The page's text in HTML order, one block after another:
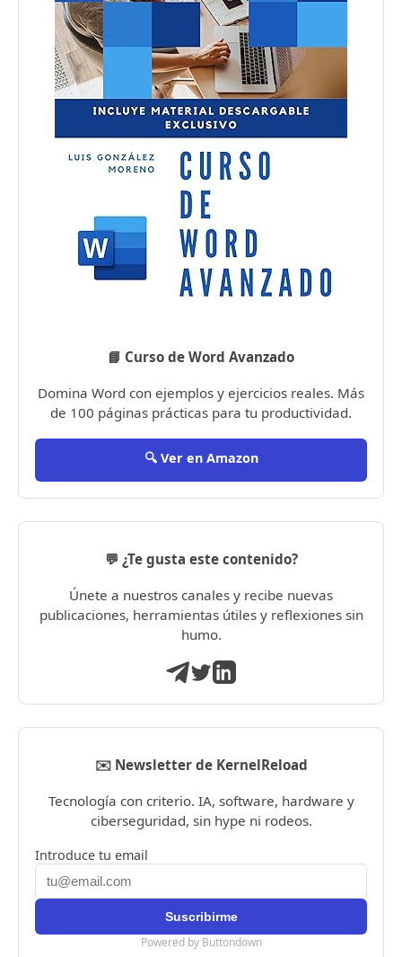
📘 Curso de Word Avanzado
Domina Word con ejemplos y ejercicios reales. Más
de 100 páginas prácticas para tu productividad.
🔍 Ver en Amazon
💬 ¿Te gusta este contenido?
Únete a nuestros canales y recibe nuevas
publicaciones, herramientas útiles y reflexiones sin
humo.
✉️ Newsletter de KernelReload
Tecnología con criterio. IA, software, hardware y
ciberseguridad, sin hype ni rodeos.
Introduce tu email
Powered by Buttondown